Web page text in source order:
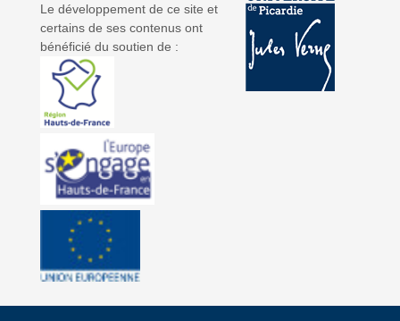
Le développement de ce site et
certains de ses contenus ont
bénéficié du soutien de :